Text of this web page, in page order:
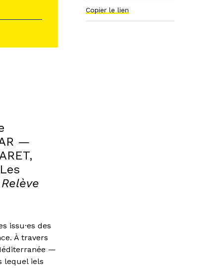
—
issu·es des
À travers
—
lequel iels
Copier le lien